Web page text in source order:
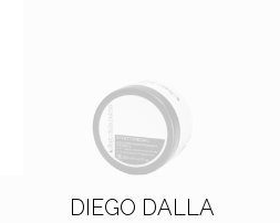
DIEGO DALLA